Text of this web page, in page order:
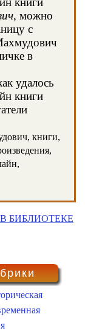
, можно
с
в
удалось
книги
книги,
БИБЛИОТЕКЕ